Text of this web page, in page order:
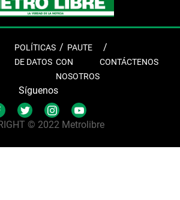
POLÍTICAS
DE DATOS
PAUTE
CON
NOSOTROS
CONTÁCTENOS
Síguenos
© 2022 Metrolibre